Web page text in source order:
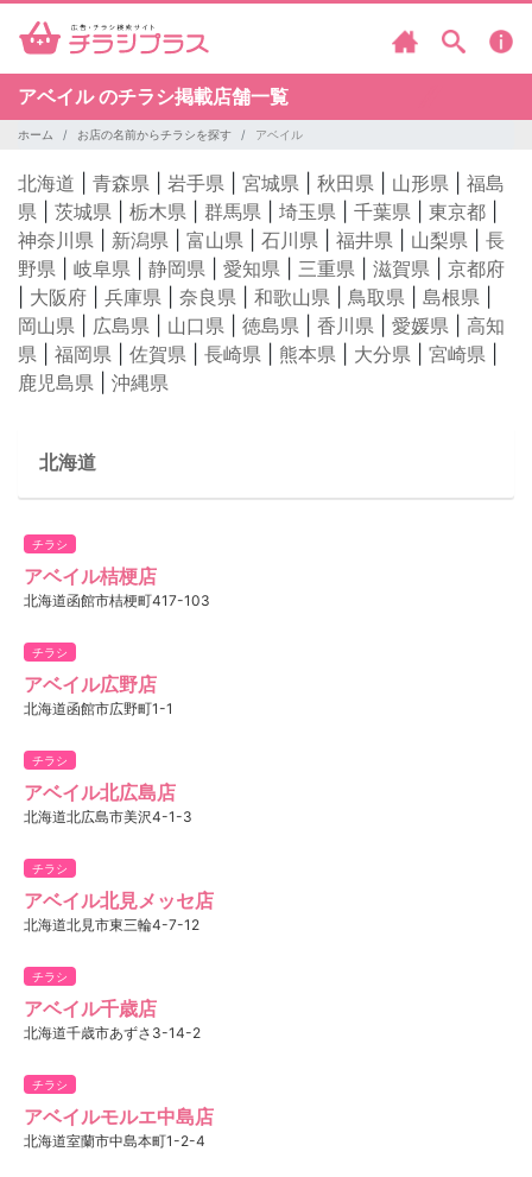
アベイル のチラシ掲載店舗一覧
ホーム お店の名前からチラシを探す アベイル
北海道 青森県 岩手県 宮城県 秋田県 山形県
福島
県
茨城県 栃木県 群馬県 埼玉県 千葉県 東京都
神奈川県
新潟県 富山県 石川県 福井県 山梨県
長
野県
岐阜県 静岡県 愛知県 三重県 滋賀県
京都府
大阪府 兵庫県 奈良県 和歌山県 鳥取県 島根県
岡山県
広島県 山口県 徳島県 香川県 愛媛県
高知
県
福岡県 佐賀県 長崎県 熊本県 大分県 宮崎県
鹿児島県
沖縄県
北海道
チラシ
アベイル桔梗店
北海道函館市桔梗町417-103
チラシ
アベイル広野店
北海道函館市広野町1-1
チラシ
アベイル北広島店
北海道北広島市美沢4-1-3
チラシ
アベイル北見メッセ店
北海道北見市東三輪4-7-12
チラシ
アベイル千歳店
北海道千歳市あずさ3-14-2
チラシ
アベイルモルエ中島店
北海道室蘭市中島本町1-2-4